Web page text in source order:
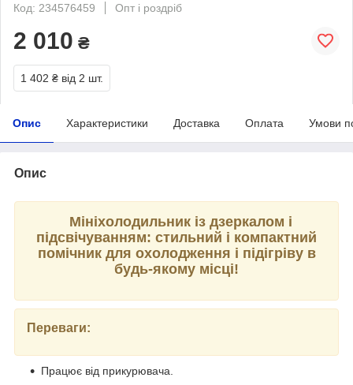
Код: 234576459
Опт і роздріб
2 010 ₴
1 402 ₴ від 2 шт.
Опис Характеристики Доставка Оплата Умови
Опис
Мініхолодильник із дзеркалом і
підсвічуванням: стильний і компактний
помічник для охолодження і підігріву в
будь-якому місці!
Переваги:
Працює від прикурювача.